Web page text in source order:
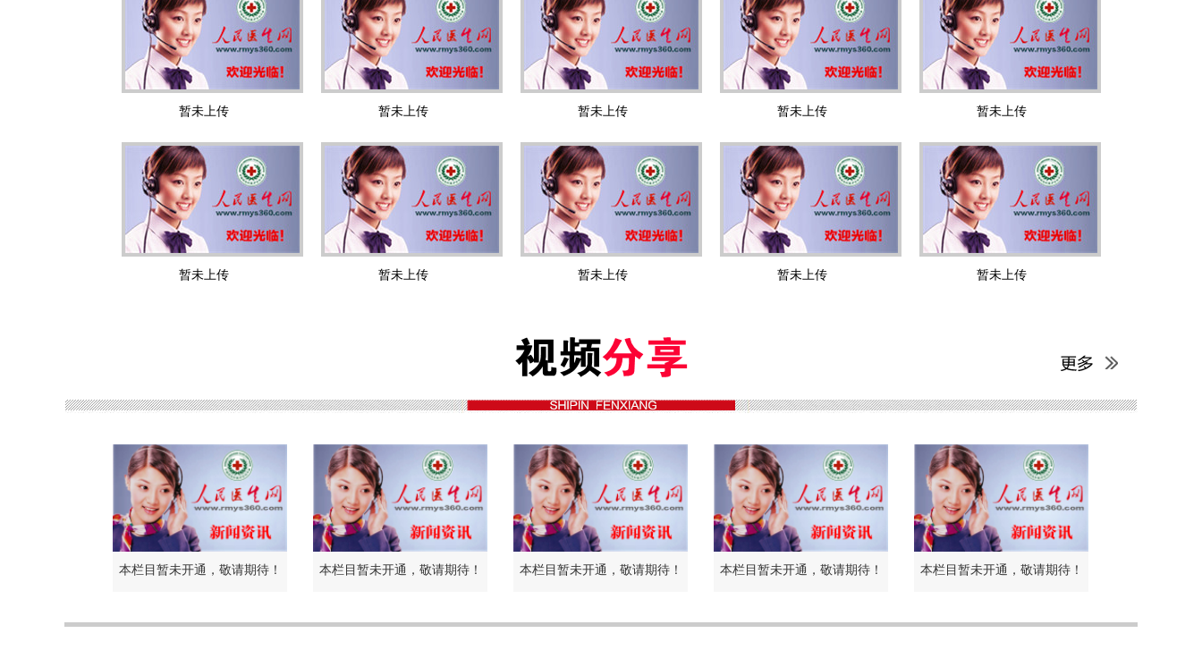
暂未上传 暂未上传 暂未上传 暂未上传 暂未上传
暂未上传 暂未上传 暂未上传 暂未上传 暂未上传
本栏目暂未开通，敬请期待！ 本栏目暂未开通，敬请期待！ 本栏目暂未开通，敬请期待！ 本栏目暂未开通，敬请期待！ 本栏目暂未开通，敬请期待！